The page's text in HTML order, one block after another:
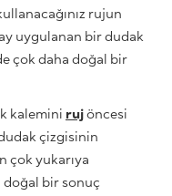
rujun
uygulanan bir dudak
çok daha doğal bir
kalemini rujöncesi
çizgisinin
çok yukarıya
doğal bir sonuç